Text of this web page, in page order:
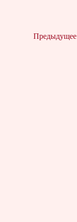
Предыдущее